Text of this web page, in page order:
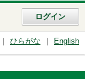
ログイン
ひらがな English